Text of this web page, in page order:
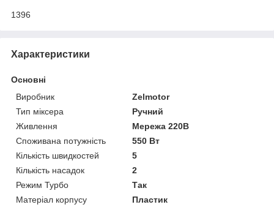
1396
Характеристики
Основні
Виробник
Zelmotor
Тип міксера
Ручний
Живлення
Мережа 220В
Споживана потужність
550 Вт
Кількість швидкостей
5
Кількість насадок
2
Режим Турбо
Так
Матеріал корпусу
Пластик